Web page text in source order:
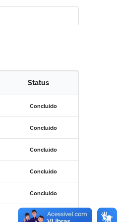
Status
Concluído
Concluído
Concluído
Concluído
Concluído
Concluído